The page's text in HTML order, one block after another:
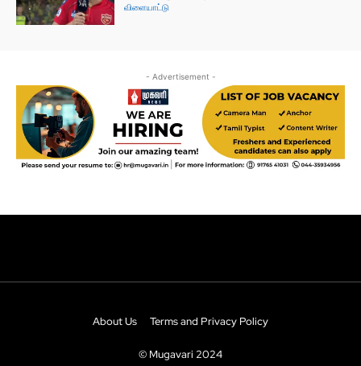
About Us Terms and Privacy Policy
© Mugavari 2024